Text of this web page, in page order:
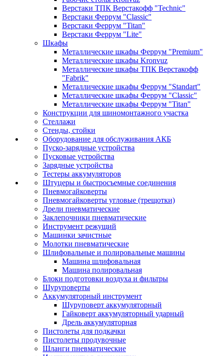
Верстаки ТПК Верстакофф "Technic"
Верстаки Феррум "Classic"
Верстаки Феррум "Titan"
Верстаки Феррум "Lite"
Шкафы
Металлические шкафы Феррум "Premium"
Металлические шкафы Kronvuz
Металлические шкафы ТПК Верстакофф
"Fabrik"
Металлические шкафы Феррум "Standart"
Металлические шкафы Феррум "Classic"
Металлические шкафы Феррум "Titan"
Конструкции для шиномонтажного участка
Стеллажи
Стенды, стойки
Оборудование для обслуживания АКБ
Пуско-зарядные устройства
Пусковые устройства
Зарядные устройства
Тестеры аккумуляторов
Штуцеры и быстросъемные соединения
Пневмогайковерты
Пневмогайковерты угловые (трещотки)
Дрели пневматические
Заклепочники пневматические
Инструмент режущий
Машинки зачистные
Молотки пневматические
Шлифовальные и полировальные машины
Машина шлифовальная
Машина полировальная
Блоки подготовки воздуха и фильтры
Шуруповерты
Аккумуляторный инструмент
Шуруповерт аккумуляторный
Гайковерт аккумуляторный ударный
Дрель аккумуляторная
Пистолеты для подкачки
Пистолеты продувочные
Шланги пневматические